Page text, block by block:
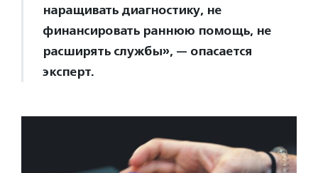
наращивать диагностику, не
финансировать раннюю помощь, не
расширять службы», — опасается
эксперт.